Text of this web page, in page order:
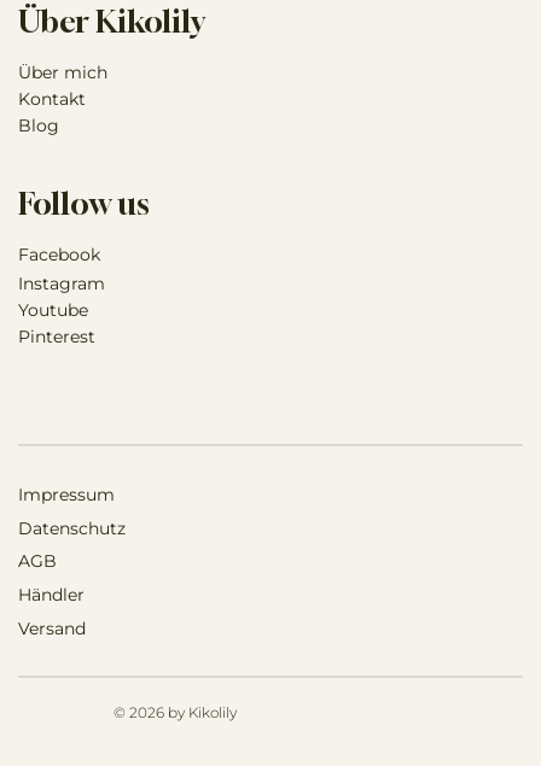
© 2026 by Kikolily
Impressum
Datenschutz
AGB
Händler
Versand
Follow us
Facebook
Instagram
Youtube
Pinterest
Über Kikolily
Über mich
Kontakt
Blog